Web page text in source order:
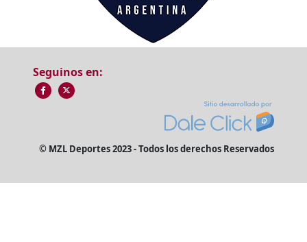
Seguinos en:
© MZL Deportes 2023 - Todos los derechos Reservados